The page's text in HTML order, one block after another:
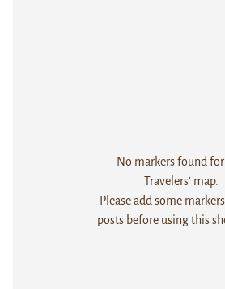
No markers found
Travelers' map.
Please add some
posts before using this